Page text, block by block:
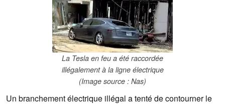
La Tesla en feu a été raccordée
illégalement à la ligne électrique
(Image source : Nas)
Un branchement électrique illégal a tenté de contourner le